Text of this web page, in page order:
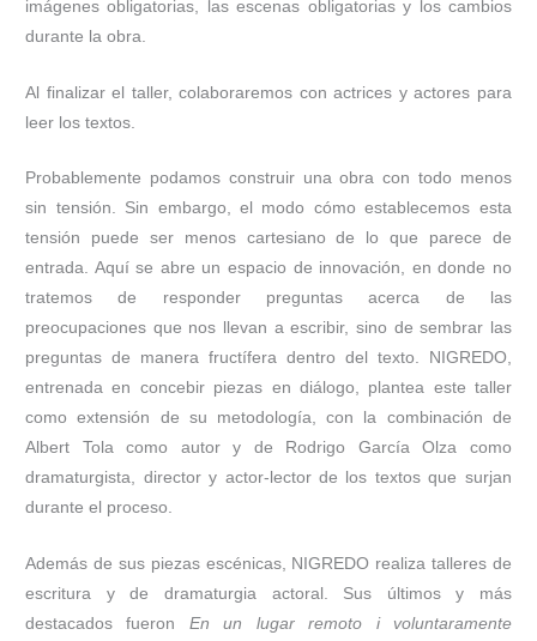
imágenes obligatorias, las escenas obligatorias y los cambios
durante la obra.
Al finalizar el taller, colaboraremos con actrices y actores para
leer los textos.
Probablemente podamos construir una obra con todo menos
sin tensión. Sin embargo, el modo cómo establecemos esta
tensión puede ser menos cartesiano de lo que parece de
entrada. Aquí se abre un espacio de innovación, en donde no
tratemos de responder preguntas acerca de las
preocupaciones que nos llevan a escribir, sino de sembrar las
preguntas de manera fructífera dentro del texto. NIGREDO,
entrenada en concebir piezas en diálogo, plantea este taller
como extensión de su metodología, con la combinación de
Albert Tola como autor y de Rodrigo García Olza como
dramaturgista, director y actor-lector de los textos que surjan
durante el proceso.
Además de sus piezas escénicas, NIGREDO realiza talleres de
escritura y de dramaturgia actoral. Sus últimos y más
destacados fueron En un lugar remoto i voluntaramente